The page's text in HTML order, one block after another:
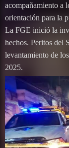
acompañamiento a
orientación para la
La FGE inició la
hechos. Peritos del
levantamiento de
2025.